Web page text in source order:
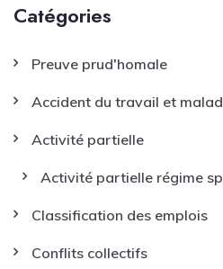
Catégories
Preuve prud'homale
Accident du travail et
Activité partielle
Activité partielle régime
Classification des emplois
Conflits collectifs